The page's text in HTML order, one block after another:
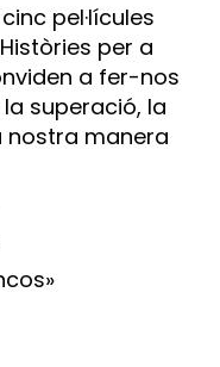
pel·lícules
per a
a fer-nos
superació, la
nostra manera